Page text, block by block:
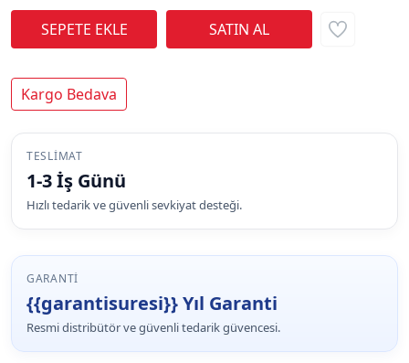
Kargo Bedava
TESLIMAT
1-3 İş Günü
Hızlı tedarik ve güvenli sevkiyat desteği.
GARANTI
{{garantisuresi}} Yıl Garanti
Resmi distribütör ve güvenli tedarik güvencesi.